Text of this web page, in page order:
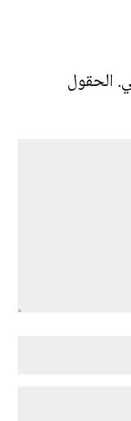
الحقول